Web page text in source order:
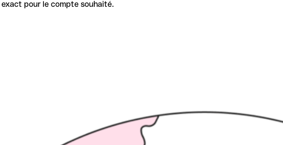
pour le compte souhaité.